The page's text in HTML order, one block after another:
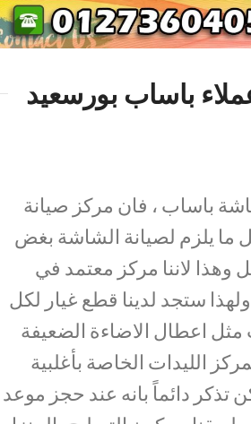
باساب بورسعيد
باساب ، فان مركز صيانة
ما يلزم لصيانة الشاشة بغض
وهذا لاننا مركز معتمد في
ستجد لدينا قطع غيار لكل
اعطال الاضاءة الضعيفة
الليدات الخاصة بأغلبية
دائماً بانه عند حجز موعد